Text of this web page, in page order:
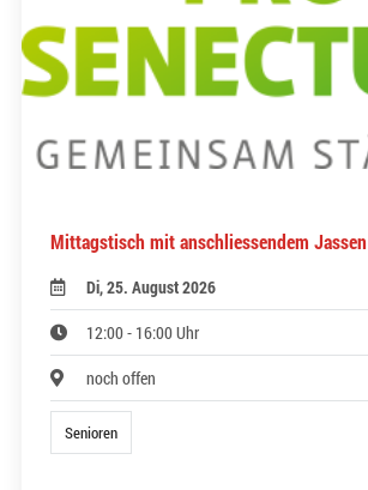
Mittagstisch mit anschliessendem Jassen
Di, 25. August 2026
12:00 - 16:00 Uhr
noch offen
Senioren